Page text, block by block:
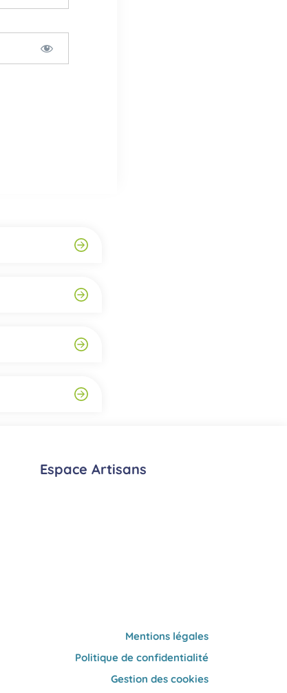
Espace Artisans
Mentions légales
Politique de confidentialité
Gestion des cookies